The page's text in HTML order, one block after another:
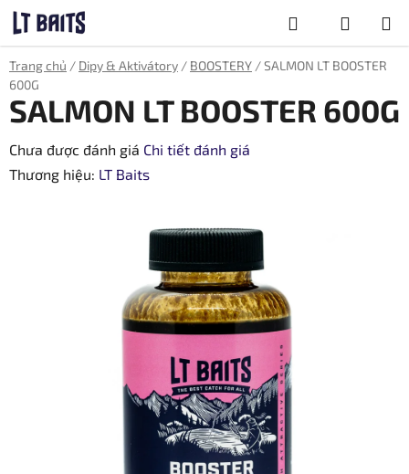
Chuyển
qua
phần
nội
dung
kiếm
GIỎ
Trang chủ / Dipy & Aktivátory / BOOSTERY /SALMON LT BOOSTER
600G
SALMON LT BOOSTER 600G
Đánh
giá
Chưa được đánh giá Chi tiết đánh giá
Thương hiệu: LT Baits